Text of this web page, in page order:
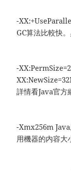
-
GC算法比較快。
-
詳情看Java官方
-Xmx256m
用機器的内容大